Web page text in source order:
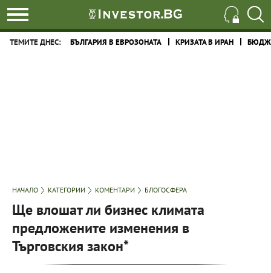
ТЕМИТЕ ДНЕС: БЪЛГАРИЯ В ЕВРОЗОНАТА КРИЗАТА В ИРАН
НАЧАЛО КАТЕГОРИИ КОМЕНТАРИ БЛОГОСФЕРА
Ще влошат ли бизнес климата
предложените изменения в
Търговския закон*